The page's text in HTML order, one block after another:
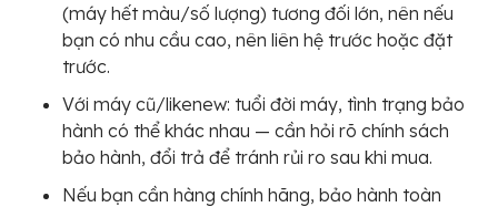
(máy hết màu/số lượng) tương đối lớn, nên nếu
bạn có nhu cầu cao, nên liên hệ trước hoặc đặt
trước.
Với máy cũ/likenew: tuổi đời máy, tình trạng bảo
hành có thể khác nhau — cần hỏi rõ chính sách
bảo hành, đổi trả để tránh rủi ro sau khi mua.
Nếu bạn cần hàng chính hãng, bảo hành toàn